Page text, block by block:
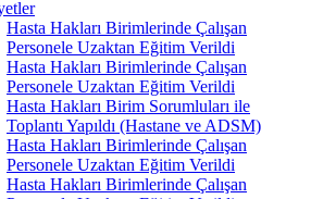
Hasta Hakları Birimlerinde Çalışan
Personele Uzaktan Eğitim Verildi
Hasta Hakları Birimlerinde Çalışan
Personele Uzaktan Eğitim Verildi
Hasta Hakları Birim Sorumluları ile
Toplantı Yapıldı (Hastane ve ADSM)
Hasta Hakları Birimlerinde Çalışan
Personele Uzaktan Eğitim Verildi
Hasta Hakları Birimlerinde Çalışan